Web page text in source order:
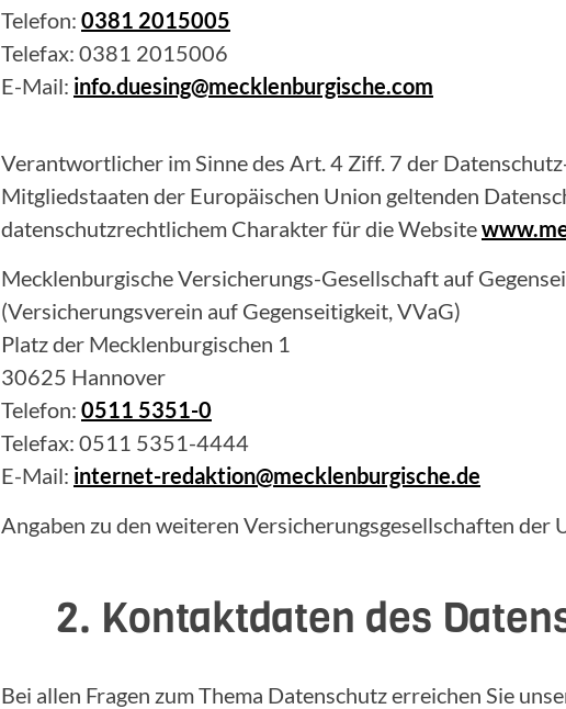
Telefon: 0381 2015005
Telefax: 0381 2015006
E-Mail: info.duesing@mecklenburgische.com
Verantwortlicher im Sinne des Art. 4 Ziff. 7 der
Mitgliedstaaten der Europäischen Union geltenden
datenschutzrechtlichem Charakter für die Website
Mecklenburgische Versicherungs-Gesellschaft auf
(Versicherungsverein auf Gegenseitigkeit, VVaG)
Platz der Mecklenburgischen 1
30625 Hannover
Telefon: 0511 5351-0
Telefax: 0511 5351-4444
E-Mail: internet-redaktion@mecklenburgische.de
Angaben zu den weiteren Versicherungsgesellschaften der
2. Kontaktdaten des
Bei allen Fragen zum Thema Datenschutz erreichen Sie